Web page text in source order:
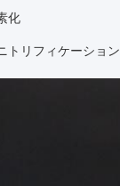
化
トリフィケーション